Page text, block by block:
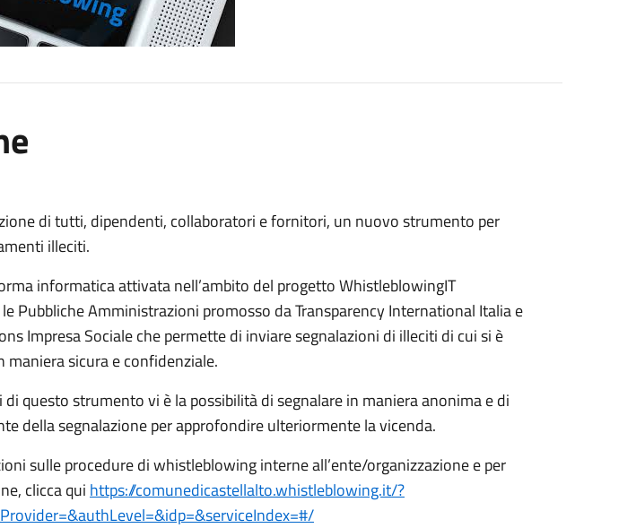
di tutti, dipendenti, collaboratori e fornitori, un nuovo strumento per
illeciti.
informatica attivata nell’ambito del progetto WhistleblowingIT
Pubbliche Amministrazioni promosso da Transparency International Italia e
Impresa Sociale che permette di inviare segnalazioni di illeciti di cui si è
maniera sicura e confidenziale.
di questo strumento vi è la possibilità di segnalare in maniera anonima e di
della segnalazione per approfondire ulteriormente la vicenda.
sulle procedure di whistleblowing interne all’ente/organizzazione e per
clicca qui https://comunedicastellalto.whistleblowing.it/?